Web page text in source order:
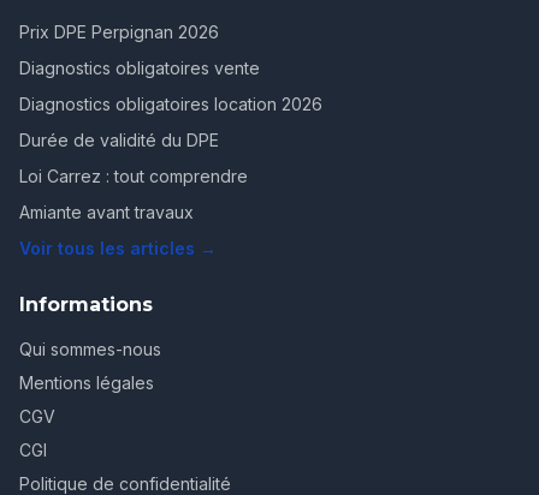
Prix DPE Perpignan 2026
Diagnostics obligatoires vente
Diagnostics obligatoires location 2026
Durée de validité du DPE
Loi Carrez : tout comprendre
Amiante avant travaux
Voir tous les articles →
Informations
Qui sommes-nous
Mentions légales
CGV
CGI
Politique de confidentialité